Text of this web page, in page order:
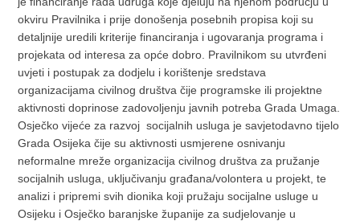
okviru Pravilnika i prije donošenja posebnih propisa koji su
detaljnije uredili kriterije financiranja i ugovaranja programa i
projekata od interesa za opće dobro. Pravilnikom su utvrđeni
uvjeti i postupak za dodjelu i korištenje sredstava
organizacijama civilnog društva čije programske ili projektne
aktivnosti doprinose zadovoljenju javnih potreba Grada Umaga.
Osječko vijeće za razvoj socijalnih usluga je savjetodavno tijelo
Grada Osijeka čije su aktivnosti usmjerene osnivanju
neformalne mreže organizacija civilnog društva za pružanje
socijalnih usluga, uključivanju građana/volontera u projekt, te
analizi i pripremi svih dionika koji pružaju socijalne usluge u
Osijeku i Osječko baranjske županije za sudjelovanje u